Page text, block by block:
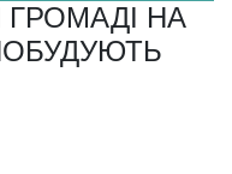
ГРОМАДІ НА